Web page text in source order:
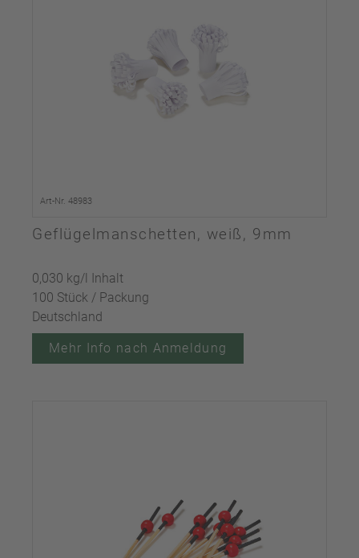
Art-Nr. 48983
Geflügelmanschetten, weiß, 9mm
0,030 kg/l Inhalt
100 Stück / Packung
Deutschland
Mehr Info nach Anmeldung